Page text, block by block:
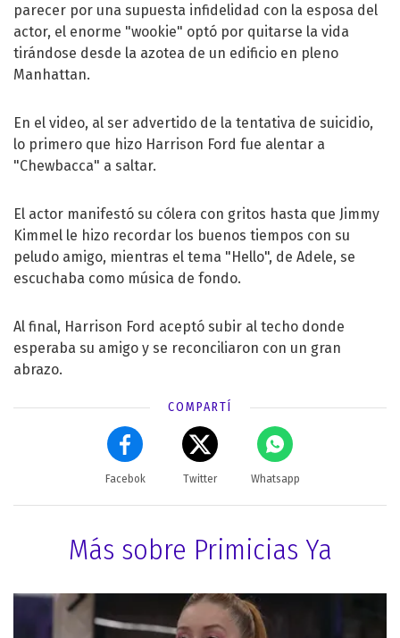
parecer por una supuesta infidelidad con la esposa del
actor, el enorme "wookie" optó por quitarse la vida
tirándose desde la azotea de un edificio en pleno
Manhattan.
En el video, al ser advertido de la tentativa de suicidio,
lo primero que hizo Harrison Ford fue alentar a
"Chewbacca" a saltar.
El actor manifestó su cólera con gritos hasta que Jimmy
Kimmel le hizo recordar los buenos tiempos con su
peludo amigo, mientras el tema "Hello", de Adele, se
escuchaba como música de fondo.
Al final, Harrison Ford aceptó subir al techo donde
esperaba su amigo y se reconciliaron con un gran
abrazo.
COMPARTÍ
Facebok Twitter Whatsapp
Más sobre Primicias Ya